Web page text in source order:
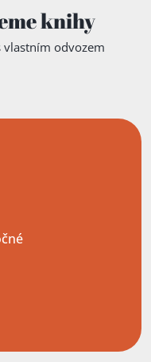
knihy
vlastním odvozem